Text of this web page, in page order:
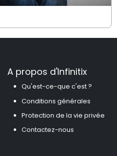
A propos d'Infinitix
Qu'est-ce-que c'est ?
Conditions générales
Protection de la vie privée
Contactez-nous